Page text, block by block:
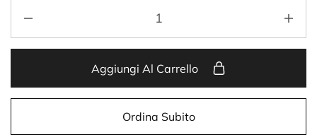
Aggiungi Al Carrello
Ordina Subito